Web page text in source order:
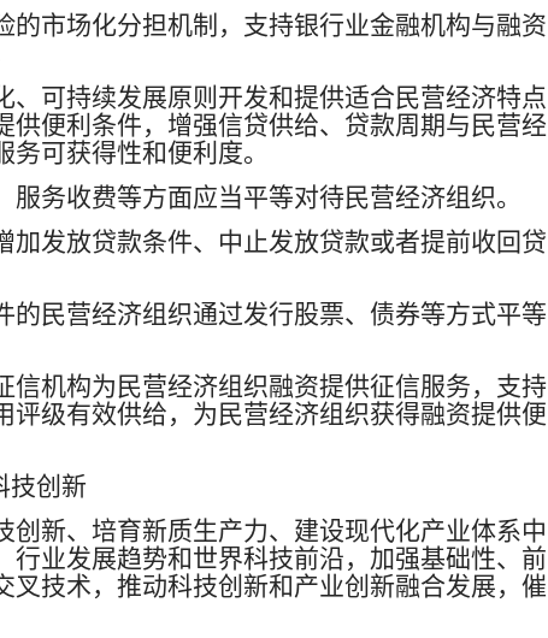
市场化分担机制，支持银行业金融机构与融资
可持续发展原则开发和提供适合民营经济特点
便利条件，增强信贷供给、贷款周期与民营经
可获得性和便利度。
务收费等方面应当平等对待民营经济组织。
发放贷款条件、中止发放贷款或者提前收回贷
民营经济组织通过发行股票、债券等方式平等
机构为民营经济组织融资提供征信服务，支持
级有效供给，为民营经济组织获得融资提供便
创新
新、培育新质生产力、建设现代化产业体系中
业发展趋势和世界科技前沿，加强基础性、前
技术，推动科技创新和产业创新融合发展，催